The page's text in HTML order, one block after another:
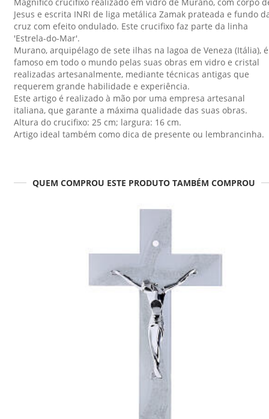
Jesus e escrita INRI de liga metálica Zamak prateada e fundo
cruz com efeito ondulado. Este crucifixo faz parte da linha
'Estrela-do-Mar'.
Murano, arquipélago de sete ilhas na lagoa de Veneza (Itália), é
famoso em todo o mundo pelas suas obras em vidro e cristal
realizadas artesanalmente, mediante técnicas antigas que
requerem grande habilidade e experiência.
Este artigo é realizado à mão por uma empresa artesanal
italiana, que garante a máxima qualidade das suas obras.
Altura do crucifixo: 25 cm; largura: 16 cm.
Artigo ideal também como dica de presente ou lembrancinha.
QUEM COMPROU ESTE PRODUTO TAMBÉM COMPROU